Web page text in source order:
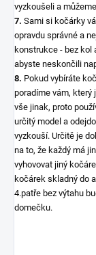
vyzkoušeli a
7. Sami si kočárky
opravdu správné a
konstrukce - bez kol
abyste neskončili
8. Pokud vybíráte
poradíme vám, který
vše jinak, proto
určitý model a
vyzkouší. Určitě je
na to, že každý má
vyhovovat jiný
kočárek skladný do
4.patře bez výtahu
domečku.